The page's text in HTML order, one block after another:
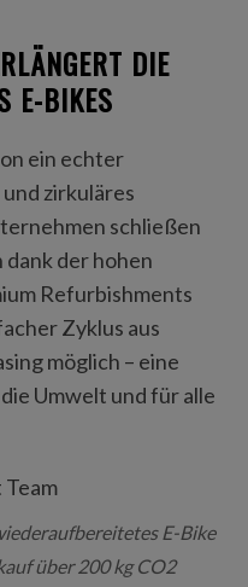
DIE
E-BIKES
ein echter
zirkuläres
schließen
der hohen
Refurbishments
Zyklus aus
möglich – eine
Umwelt und für alle
E-Bike
über 200 kg CO2